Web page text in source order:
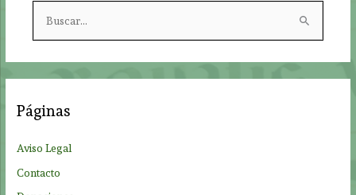
r
Páginas
Aviso Legal
Contacto